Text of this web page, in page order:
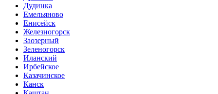
Дудинка
Емельяново
Енисейск
Железногорск
Заозерный
Зеленогорск
Иланский
Ирбейское
Казачинское
Канск